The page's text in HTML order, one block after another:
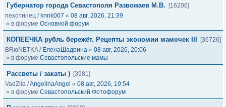
Губернатор города Севастополя Развожаев М.В.
[16206]
пехотинец / knnk007 « 08 авг, 2026, 21:39
» в форуме Основной форум
КОПЕЕЧКА рубль бережёт. Рецепты экономии мамочек III
[36726]
BRюNETKA/ ЕленаШадрина « 08 авг, 2026, 20:06
» в форуме Севастопольские мамы
Рассветы / закаты ) [3981]
VadZila /AngelinaAngel « 08 авг, 2026, 19:54
» в форуме Севастопольский Фотофорум